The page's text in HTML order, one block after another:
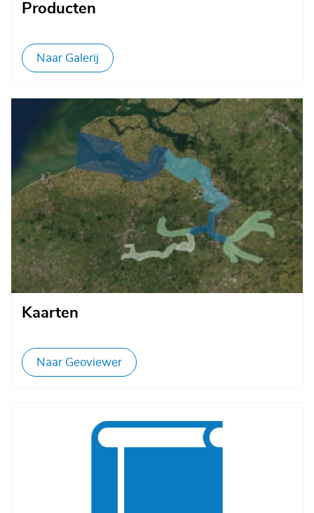
Producten
Naar Galerij
Kaarten
Naar Geoviewer